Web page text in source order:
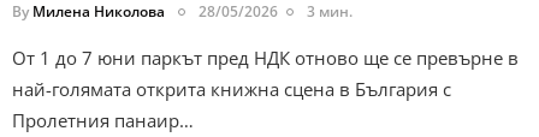
By Милена Николова 28/05/2026 3 мин.
От 1 до 7 юни паркът пред НДК отново ще се превърне в
най-голямата открита книжна сцена в България с
Пролетния панаир…